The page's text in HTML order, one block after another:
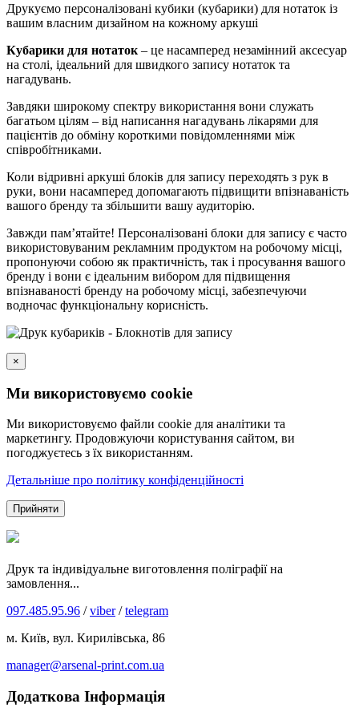
Друкуємо персоналізовані кубики (кубарики) для нотаток із
вашим власним дизайном на кожному аркуші
Кубарики для нотаток – це насамперед незамінний аксесуар
на столі, ідеальний для швидкого запису нотаток та
нагадувань.
Завдяки широкому спектру використання вони служать
багатьом цілям – від написання нагадувань лікарями для
пацієнтів до обміну короткими повідомленнями між
співробітниками.
Коли відривні аркуші блоків для запису переходять з рук в
руки, вони насамперед допомагають підвищити впізнаваність
вашого бренду та збільшити вашу аудиторію.
Завжди пам’ятайте! Персоналізовані блоки для запису є часто
використовуваним рекламним продуктом на робочому місці,
пропонуючи собою як практичність, так і просування вашого
бренду і вони є ідеальним вибором для підвищення
впізнаваності бренду на робочому місці, забезпечуючи
водночас функціональну корисність.
×
Ми використовуємо cookie
Ми використовуємо файли cookie для аналітики та
маркетингу. Продовжуючи користування сайтом, ви
погоджуєтесь з їх використанням.
Детальніше про політику конфіденційності
Прийняти
Друк та індивідуальне виготовлення поліграфії на
замовлення...
097.485.95.96 /viber/telegram
м. Київ, вул. Кирилівська, 86
manager@arsenal-print.com.ua
Додаткова Інформація